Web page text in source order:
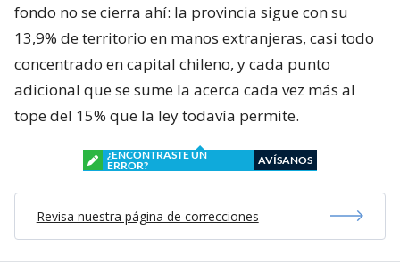
fondo no se cierra ahí: la provincia sigue con su
13,9% de territorio en manos extranjeras, casi todo
concentrado en capital chileno, y cada punto
adicional que se sume la acerca cada vez más al
tope del 15% que la ley todavía permite.
¿ENCONTRASTE UN
ERROR?
AVÍSANOS
Revisa nuestra página de correcciones